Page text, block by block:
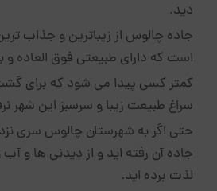
دید.
جاده چالوس از زیباترین و جذاب
است که دارای طبیعتی فوق العاده و
کمتر کسی پیدا می شود که برای
سراغ طبیعت زیبا و سرسبز این شهر
حتی اگر به شهرستان چالوس سری
جاده آن رفته اید و از دیدنی ها و
لذت برده اید.